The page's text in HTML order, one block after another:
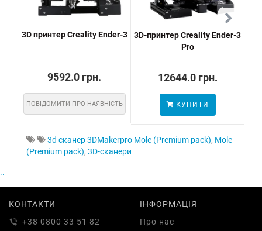
3D принтер Creality Ender-3
9592.0 грн.
ПОВІДОМИТИ ПРО НАЯВНІСТЬ
3D-принтер Creality Ender-3
Pro
12644.0 грн.
КУПИТИ
3d сканер 3DMakerpro Mole (Premium pack), Mole
(Premium pack), 3D-сканери
..
КОНТАКТИ
+38 0800 33 51 82
ІНФОРМАЦІЯ
Про нас